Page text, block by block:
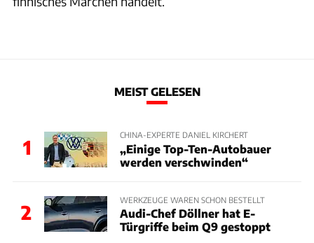
MEIST GELESEN
1
CHINA-EXPERTE DANIEL KIRCHERT
„Einige Top-Ten-Autobauer
werden verschwinden“
2
WERKZEUGE WAREN SCHON BESTELLT
Audi-Chef Döllner hat E-
Türgriffe beim Q9 gestoppt